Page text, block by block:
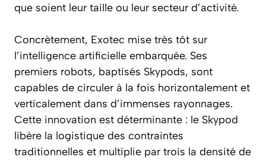
que soient leur taille ou leur secteur d’activité.
Concrètement, Exotec mise très tôt sur
l’intelligence artificielle embarquée. Ses
premiers robots, baptisés Skypods, sont
capables de circuler à la fois horizontalement et
verticalement dans d’immenses rayonnages.
Cette innovation est déterminante : le Skypod
libère la logistique des contraintes
traditionnelles et multiplie par trois la densité de